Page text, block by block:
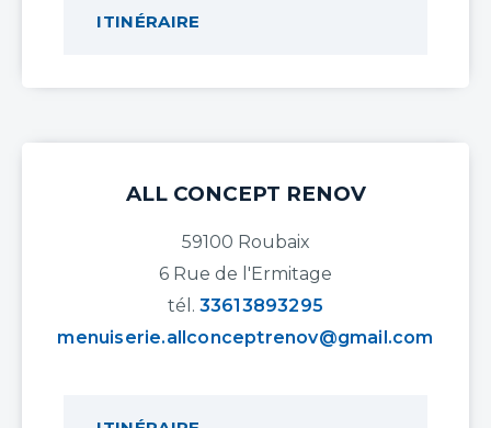
ITINÉRAIRE
ALL CONCEPT RENOV
59100 Roubaix
6 Rue de l'Ermitage
tél. 33613893295
menuiserie.allconceptrenov@gmail.com